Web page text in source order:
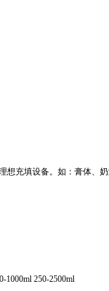
充填设备。如：膏体、
1000ml 250-2500ml